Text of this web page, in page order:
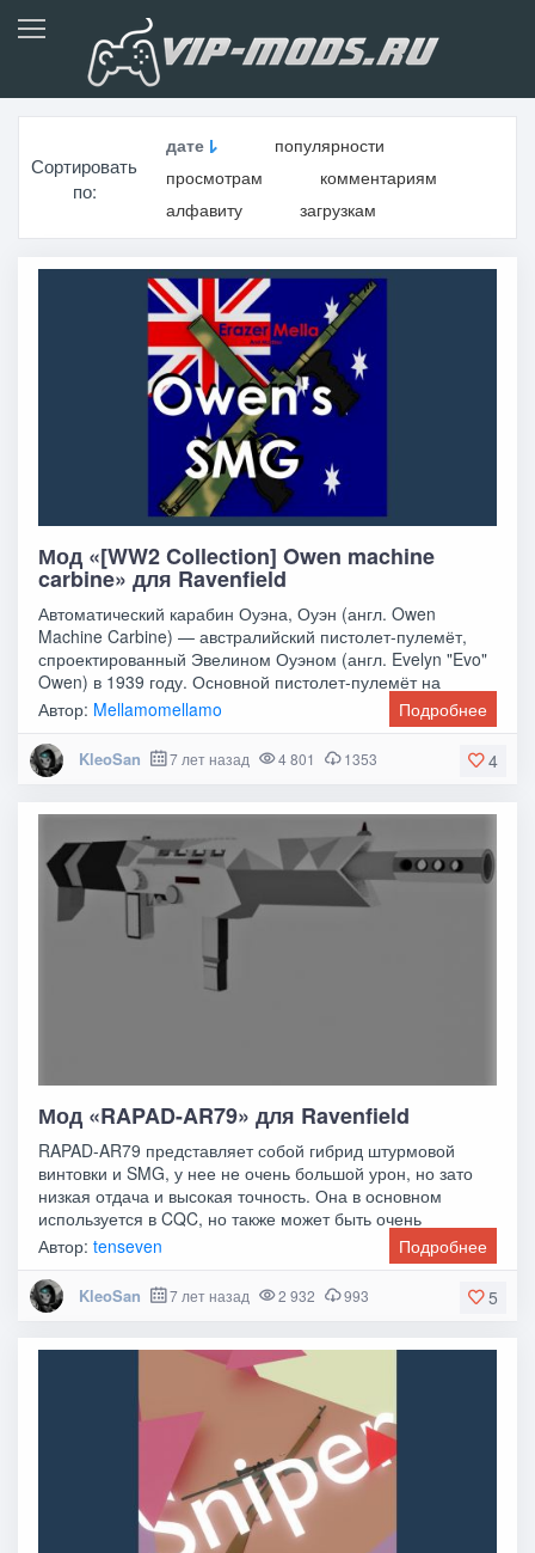
Сортировать
по:
дате
популярности
просмотрам
комментариям
алфавиту
загрузкам
Мод «[WW2 Collection] Owen machine
carbine» для Ravenfield
Автоматический карабин Оуэна, Оуэн (англ. Owen
Machine Carbine) — австралийский пистолет-пулемёт,
спроектированный Эвелином Оуэном (англ. Evelyn "Evo"
Owen) в 1939 году. Основной пистолет-пулемёт на
Автор: Mellamomellamo Подробнее
4
KleoSan 7 лет назад 4 801 1353
Мод «RAPAD-AR79» для Ravenfield
RAPAD-AR79 представляет собой гибрид штурмовой
винтовки и SMG, у нее не очень большой урон, но зато
низкая отдача и высокая точность. Она в основном
используется в CQC, но также может быть очень
Автор:tenseven Подробнее
5
KleoSan 7 лет назад 2 932 993